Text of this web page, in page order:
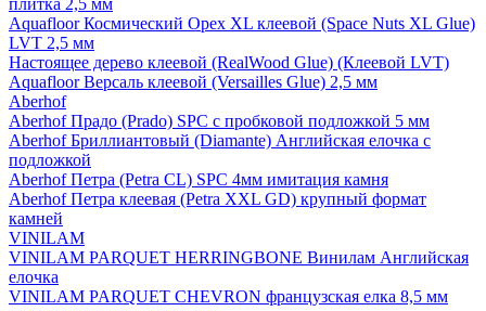
плитка 2,5 мм
Aquafloor Космический Орех XL клеевой (Space Nuts XL Glue)
LVT 2,5 мм
Настоящее дерево клеевой (RealWood Glue) (Клеевой LVT)
Aquafloor Версаль клеевой (Versailles Glue) 2,5 мм
Aberhof
Aberhof Прадо (Prado) SPC с пробковой подложкой 5 мм
Aberhof Бриллиантовый (Diamante) Английская елочка с
подложкой
Aberhof Петра (Petra CL) SPC 4мм имитация камня
Aberhof Петра клеевая (Petra XXL GD) крупный формат
камней
VINILAM
VINILAM PARQUET HERRINGBONE Винилам Английская
елочка
VINILAM PARQUET CHEVRON французская елка 8,5 мм